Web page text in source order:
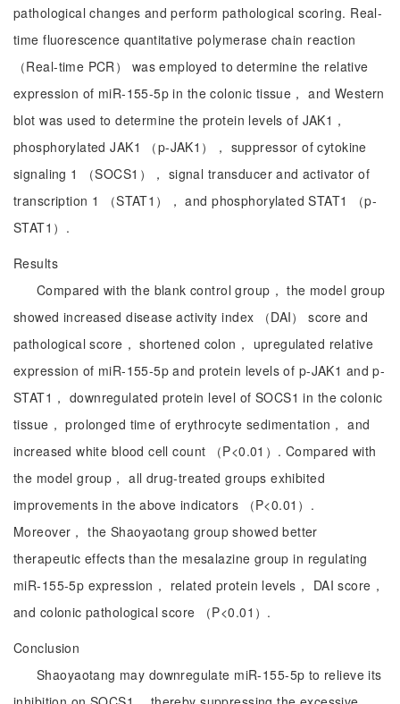
pathological changes and perform pathological scoring. Real-
time fluorescence quantitative polymerase chain reaction
（Real-time PCR） was employed to determine the relative
expression of miR-155-5p in the colonic tissue， and Western
blot was used to determine the protein levels of JAK1，
phosphorylated JAK1 （p-JAK1）， suppressor of cytokine
signaling 1 （SOCS1）， signal transducer and activator of
transcription 1 （STAT1）， and phosphorylated STAT1 （p-
STAT1）.
Results
Compared with the blank control group， the model group
showed increased disease activity index （DAI） score and
pathological score， shortened colon， upregulated relative
expression of miR-155-5p and protein levels of p-JAK1 and p-
STAT1， downregulated protein level of SOCS1 in the colonic
tissue， prolonged time of erythrocyte sedimentation， and
increased white blood cell count （P<0.01）. Compared with
the model group， all drug-treated groups exhibited
improvements in the above indicators （P<0.01）.
Moreover， the Shaoyaotang group showed better
therapeutic effects than the mesalazine group in regulating
miR-155-5p expression， related protein levels， DAI score，
and colonic pathological score （P<0.01）.
Conclusion
Shaoyaotang may downregulate miR-155-5p to relieve its